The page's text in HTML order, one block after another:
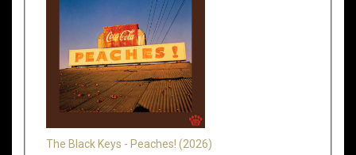
The Black Keys - Peaches! (2026)